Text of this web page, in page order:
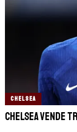
CHELSEA
Chelsea vende